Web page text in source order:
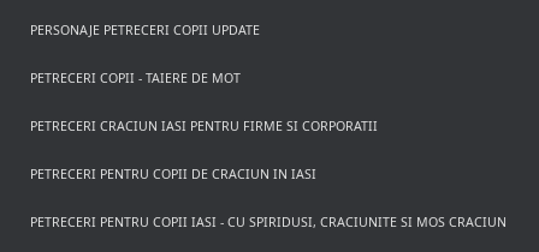
PERSONAJE PETRECERI COPII UPDATE
PETRECERI COPII - TAIERE DE MOT
PETRECERI CRACIUN IASI PENTRU FIRME SI CORPORATII
PETRECERI PENTRU COPII DE CRACIUN IN IASI
PETRECERI PENTRU COPII IASI - CU SPIRIDUSI, CRACIUNITE SI MOS CRACIUN